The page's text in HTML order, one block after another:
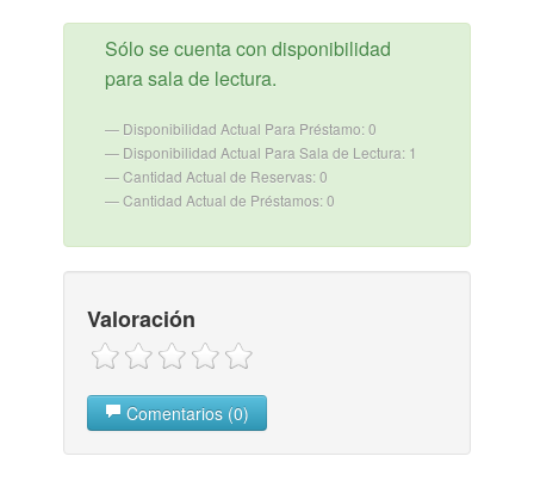
Sólo se cuenta con disponibilidad
para sala de lectura.
Disponibilidad Actual Para Préstamo: 0
Disponibilidad Actual Para Sala de Lectura: 1
Cantidad Actual de Reservas: 0
Cantidad Actual de Préstamos: 0
Valoración
Comentarios (0)